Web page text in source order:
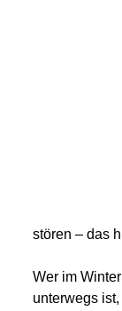
stören – das
Wer im
unterwegs